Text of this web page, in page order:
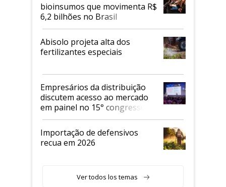
bioinsumos que movimenta R$
6,2 bilhões no Brasil
Abisolo projeta alta dos
fertilizantes especiais
Empresários da distribuição
discutem acesso ao mercado
em painel no 15° congresso
Andav
Importação de defensivos
recua em 2026
Ver todos los temas